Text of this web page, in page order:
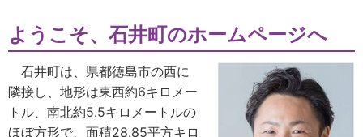
ようこそ、石井町のホームページへ
石井町は、県都徳島市の西に
隣接し、地形は東西約6キロメー
トル、南北約5.5キロメートルの
ほぼ方形で、面積28.85平方キロ